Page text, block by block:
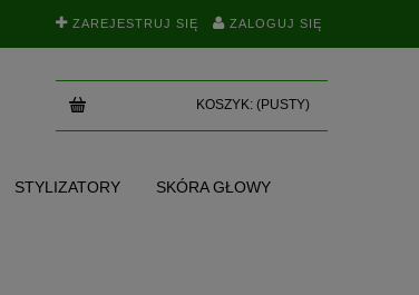
ZAREJESTRUJ SIĘ ZALOGUJ SIĘ
KOSZYK: (PUSTY)
STYLIZATORY SKÓRA GŁOWY